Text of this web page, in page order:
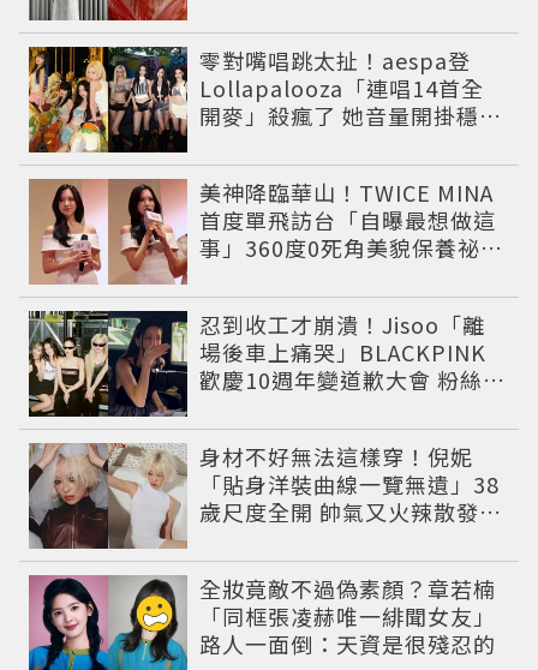
零對嘴唱跳太扯！aespa登
Lollapalooza「連唱14首全
開麥」殺瘋了 她音量開掛穩到
美神降臨華山！TWICE MINA
首度單飛訪台「自曝最想做這
事」360度0死角美貌保養祕訣
忍到收工才崩潰！Jisoo「離
場後車上痛哭」BLACKPINK
歡慶10週年變道歉大會 粉絲看
身材不好無法這樣穿！倪妮
「貼身洋裝曲線一覽無遺」38
歲尺度全開 帥氣又火辣散發獨
全妝竟敵不過偽素顏？章若楠
「同框張凌赫唯一緋聞女友」
路人一面倒：天資是很殘忍的